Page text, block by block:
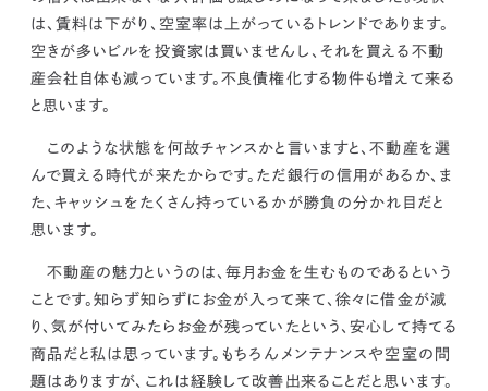
は、賃料は下がり、空室率は上がっているトレンドであります。
空きが多いビルを投資家は買いませんし、それを買える不動
産会社自体も減っています。不良債権化する物件も増えて来る
と思います。
このような状態を何故チャンスかと言いますと、不動産を選
んで買える時代が来たからです。ただ銀行の信用があるか、ま
た、キャッシュをたくさん持っているかが勝負の分かれ目だと
思います。
不動産の魅力というのは、毎月お金を生むものであるという
ことです。知らず知らずにお金が入って来て、徐々に借金が減
り、気が付いてみたらお金が残っていたという、安心して持てる
商品だと私は思っています。 もちろんメンテナンスや空室の問
題はありますが、これは経験して改善出来ることだと思います。